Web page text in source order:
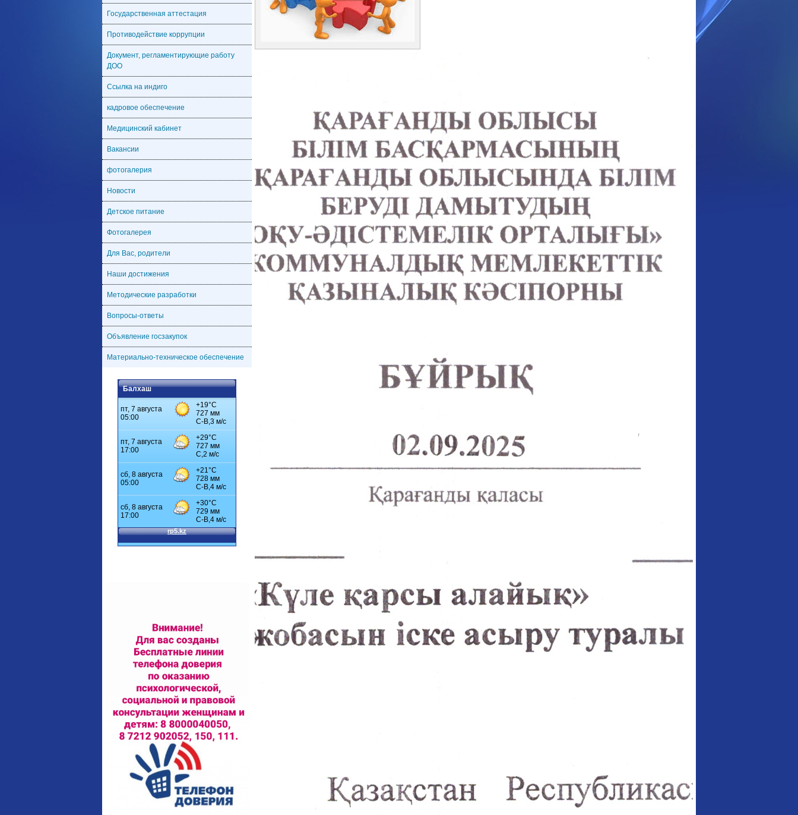
Государственная аттестация
Противодействие коррупции
Документ, регламентирующие работу
ДОО
Ссылка на индиго
кадровое обеспечение
Медицинский кабинет
Вакансии
фотогалерия
Новости
Детское питание
Фотогалерея
Для Вас, родители
Наши достижения
Методические разработки
Вопросы-ответы
Объявление госзакупок
Материально-техническое обеспечение
Балхаш